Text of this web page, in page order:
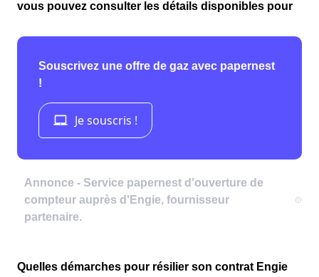
vous pouvez consulter les détails disponibles pour
Quelles démarches pour résilier son contrat Engie